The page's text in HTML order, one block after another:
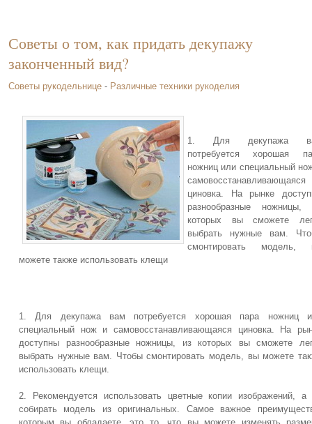
Советы о том, как придать декупажу
законченный вид?
Советы рукодельнице - Различные техники рукоделия
1. Для декупажа
потребуется хорошая
ножниц или специальный
самовосстанавливающаяся
циновка. На рынке
разнообразные ножницы,
которых вы сможете
выбрать нужные вам.
смонтировать модель,
можете также использовать клещи
1. Для декупажа вам потребуется хорошая пара ножниц
специальный нож и самовосстанавливающаяся циновка. На
доступны разнообразные ножницы, из которых вы сможете
выбрать нужные вам. Чтобы смонтировать модель, вы можете
использовать клещи.
2. Рекомендуется использовать цветные копии изображений, а
собирать модель из оригинальных. Самое важное